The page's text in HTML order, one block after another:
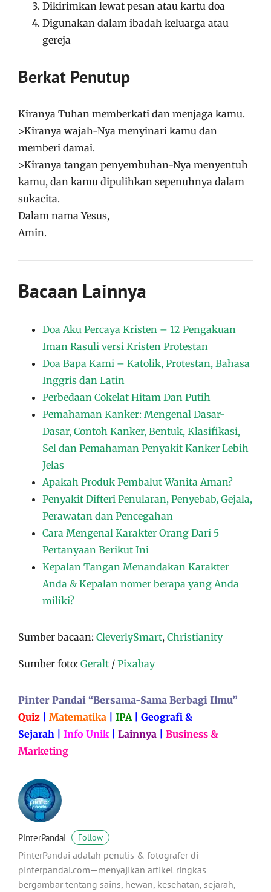
Dikirimkan lewat pesan atau kartu doa
Digunakan dalam ibadah keluarga atau
gereja
Berkat Penutup
Kiranya Tuhan memberkati dan menjaga kamu.
>Kiranya wajah-Nya menyinari kamu dan
memberi damai.
>Kiranya tangan penyembuhan-Nya menyentuh
kamu, dan kamu dipulihkan sepenuhnya dalam
sukacita.
Dalam nama Yesus,
Amin.
Bacaan Lainnya
Doa Aku Percaya Kristen – 12 Pengakuan
Iman Rasuli versi Kristen Protestan
Doa Bapa Kami – Katolik, Protestan, Bahasa
Inggris dan Latin
Perbedaan Cokelat Hitam Dan Putih
Pemahaman Kanker: Mengenal Dasar-
Dasar, Contoh Kanker, Bentuk, Klasifikasi,
Sel dan Pemahaman Penyakit Kanker Lebih
Jelas
Apakah Produk Pembalut Wanita Aman?
Penyakit Difteri Penularan, Penyebab, Gejala,
Perawatan dan Pencegahan
Cara Mengenal Karakter Orang Dari 5
Pertanyaan Berikut Ini
Kepalan Tangan Menandakan Karakter
Anda & Kepalan nomer berapa yang Anda
miliki?
Sumber bacaan: CleverlySmart, Christianity
Sumber foto: Geralt / Pixabay
Pinter Pandai “Bersama-Sama Berbagi Ilmu”
Quiz
Matematika IPA| Geografi &
Sejarah
Info Unik Lainnya
Business &
Marketing
PinterPandai Follow
PinterPandai adalah penulis & fotografer di
pinterpandai.com—menyajikan artikel ringkas
bergambar tentang sains, hewan, kesehatan, sejarah,